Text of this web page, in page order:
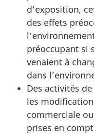
d’exposition,
des effets
préoccupant si
venaient à
dans
Des activités
les
commerciale
prises en